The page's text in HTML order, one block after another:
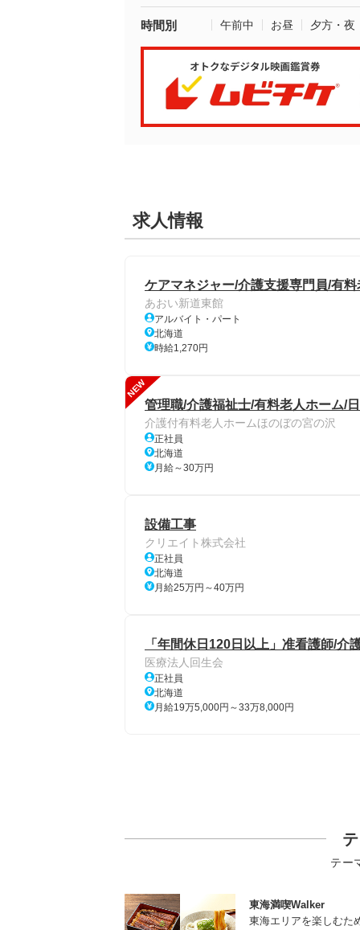
時間別 午前中 お昼 夕方・夜
求人情報
ケアマネジャー/介護支援専門員/有
あおい新道東館
アルバイト・パート
北海道
時給1,270円
NEW
管理職/介護福祉士/有料老人ホーム/
介護付有料老人ホームほのぼの宮の沢
正社員
北海道
月給～30万円
設備工事
クリエイト株式会社
正社員
北海道
月給25万円～40万円
「年間休日120日以上」准看護師/介
医療法人回生会
正社員
北海道
月給19万5,000円～33万8,000円
テー
東海満喫Walker
東海エリアを楽しむた